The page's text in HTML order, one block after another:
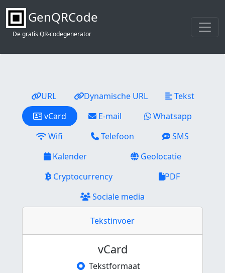
GenQRCode
De gratis QR-codegenerator
URL Dynamische URL
Tekst
vCard
E-mail
Whatsapp
Wifi
Telefoon
SMS
Kalender
Geolocatie
Cryptocurrency
PDF
Sociale media
Tekstinvoer
vCard
Tekstformaat